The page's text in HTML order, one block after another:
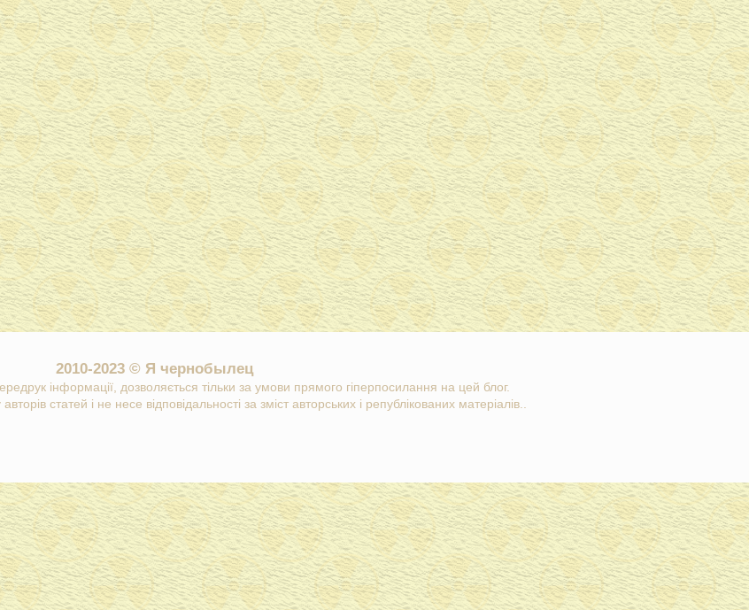
2010-2023 © Я чернобылец
інформації, дозволяється тільки за умови прямого гіперпосилання на цей блог.
статей і не несе відповідальності за зміст авторських і републікованих матеріалів..